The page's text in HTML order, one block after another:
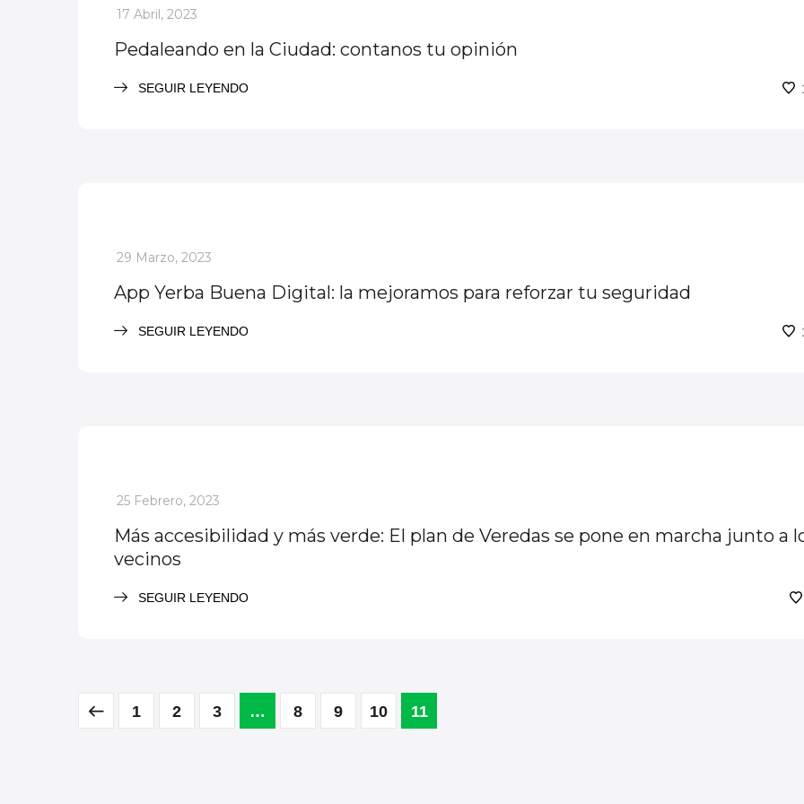
_
17 Abril, 2023
Pedaleando en la Ciudad: contanos tu opinión
SEGUIR LEYENDO
_
29 Marzo, 2023
App Yerba Buena Digital: la mejoramos para reforzar tu seguridad
SEGUIR LEYENDO
_
25 Febrero, 2023
Más accesibilidad y más verde: El plan de Veredas se pone en marcha junto a
vecinos
SEGUIR LEYENDO
1 2 3 … 8 9 10 11